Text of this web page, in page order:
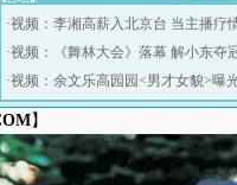
·视频：李湘高薪入北京台 当主播疗
·视频：《舞林大会》落幕 解小东夺
·视频：余文乐高园园<男才女貌>曝
】